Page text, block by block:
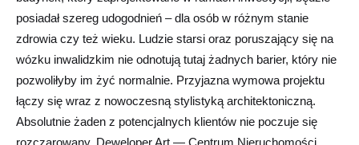
posiadał szereg udogodnień – dla osób w różnym stanie
zdrowia czy też wieku. Ludzie starsi oraz poruszający się na
wózku inwalidzkim nie odnotują tutaj żadnych barier, który nie
pozwoliłyby im żyć normalnie. Przyjazna wymowa projektu
łączy się wraz z nowoczesną stylistyką architektoniczną.
Absolutnie żaden z potencjalnych klientów nie poczuje się